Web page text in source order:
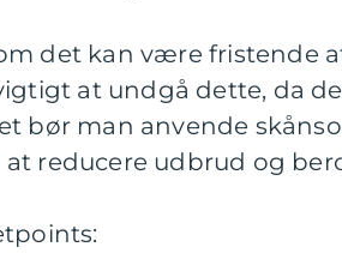
det kan være fristende
at undgå dette, da
bør man anvende
at reducere udbrud og